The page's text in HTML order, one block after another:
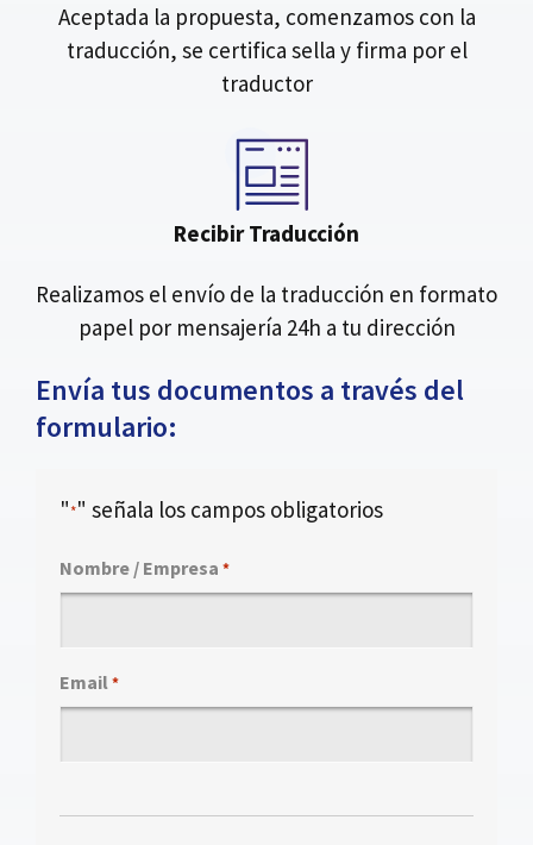
Aceptada la propuesta, comenzamos con la
traducción, se certifica sella y firma por el
traductor
Recibir Traducción
Realizamos el envío de la traducción en formato
papel por mensajería 24h a tu dirección
Envía tus documentos a través del
formulario:
"*" señala los campos obligatorios
Nombre / Empresa *
Email *